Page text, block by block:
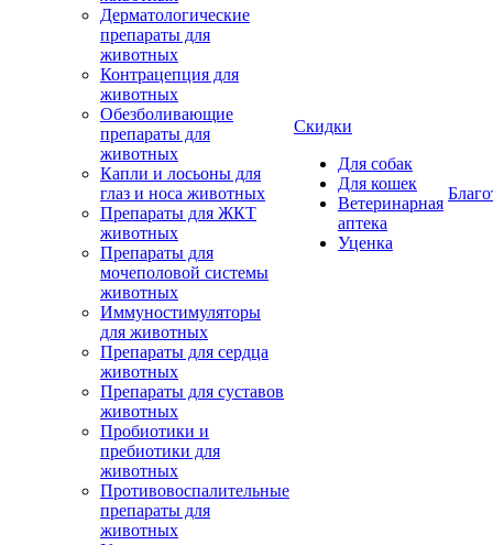
Дерматологические
препараты для
животных
Контрацепция для
животных
Обезболивающие
препараты для
животных
Капли и лосьоны для
глаз и носа животных
Препараты для ЖКТ
животных
Препараты для
мочеполовой системы
животных
Иммуностимуляторы
для животных
Препараты для сердца
животных
Препараты для суставов
животных
Пробиотики и
пребиотики для
животных
Противовоспалительные
препараты для
животных
Скидки
Для собак
Для кошек
Ветеринарная
аптека
Уценка